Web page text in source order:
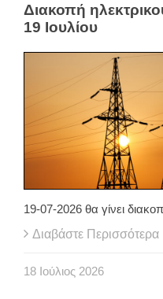
Διακοπή
19 Ιουλίου
19-07-2026 θα γίνει
Διαβάστε Περισσότερα
18 Ιούλιος 2026